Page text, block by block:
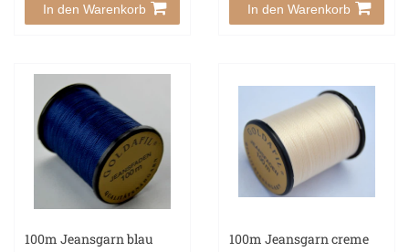
In den Warenkorb In den Warenkorb
100m Jeansgarn blau
100m Jeansgarn creme